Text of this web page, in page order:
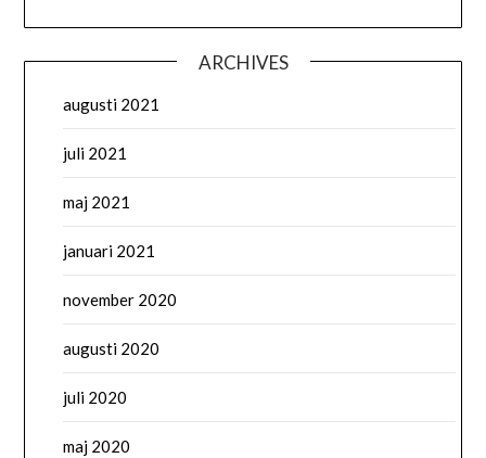
ARCHIVES
augusti 2021
juli 2021
maj 2021
januari 2021
november 2020
augusti 2020
juli 2020
maj 2020